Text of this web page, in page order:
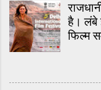
है। लंबे
फिल्म
वाला